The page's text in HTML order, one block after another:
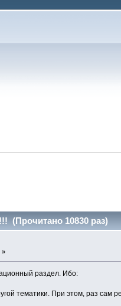
10830 раз)
»
раздел. Ибо:
тематики. При этом, раз